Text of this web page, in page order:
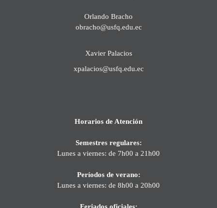
Orlando Bracho
obracho@usfq.edu.ec
Xavier Palacios
xpalacios@usfq.edu.ec
Horarios de Atención
Semestres regulares:
Lunes a viernes: de 7h00 a 21h00
Períodos de verano:
Lunes a viernes: de 8h00 a 20h00
Feriados oficiales: